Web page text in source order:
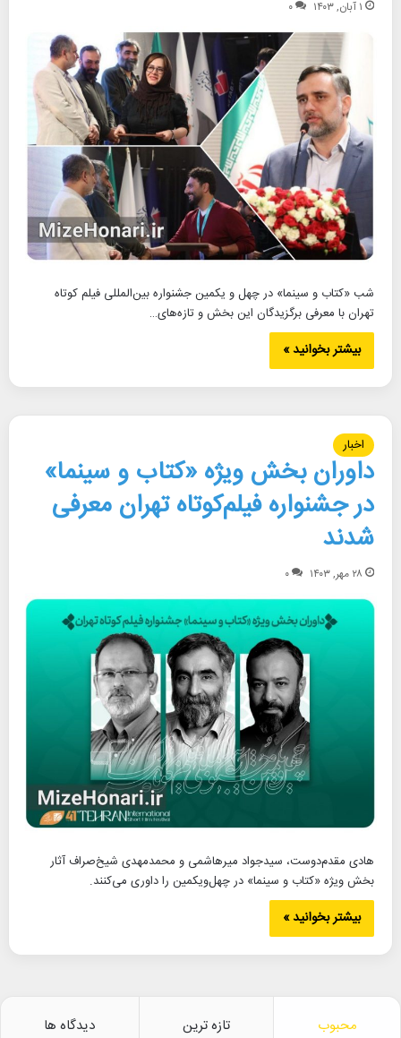
۱ آبان, ۱۴۰۳ ۰
شب «کتاب و سینما» در چهل و یکمین جشنواره بین‌المللی فیلم کوتاه
تهران با معرفی برگزیدگان این بخش و تازه‌های…
بیشتر بخوانید »
اخبار
داوران بخش ویژه «کتاب و سینما»
در جشنواره فیلم‌کوتاه تهران معرفی
شدند
۲۸ مهر, ۱۴۰۳ ۰
هادی مقدم‌دوست، سیدجواد میرهاشمی و محمدمهدی شیخ‌صراف آثار
بخش ویژه «کتاب و سینما» در چهل‌ویکمین را داوری می‌کنند.
بیشتر بخوانید »
محبوب تازه ترین دیدگاه ها